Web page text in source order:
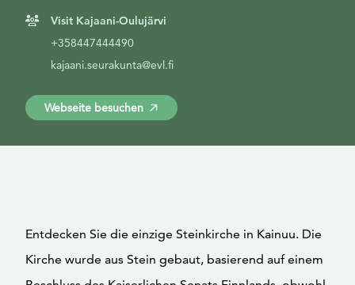
Visit Kajaani-Oulujärvi
+358447444490
kajaani.seurakunta@evl.fi
Webseite besuchen
Entdecken Sie die einzige Steinkirche in Kainuu. Die
Kirche wurde aus Stein gebaut, basierend auf einem